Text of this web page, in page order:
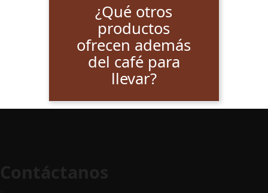
¿Qué otros
productos
ofrecen además
del café para
llevar?